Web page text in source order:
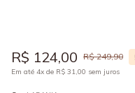
R$ 124,00 R$ 249,90
Em até 4x de R$ 31,00 sem juros